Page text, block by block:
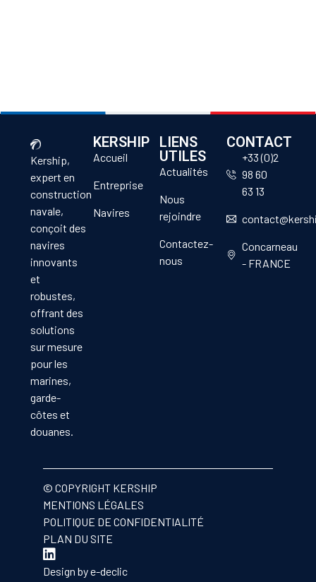
Kership,
expert en
construction
navale,
conçoit des
navires
innovants
et
robustes,
offrant des
solutions
sur mesure
pour les
marines,
garde-
côtes et
douanes.
KERSHIP
Accueil
Entreprise
Navires
LIENS
UTILES
Actualités
Nous
rejoindre
Contactez-
nous
CONTACT
+33 (0)2
98 60
63 13
Concarneau
- FRANCE
© COPYRIGHT KERSHIP
MENTIONS LÉGALES
POLITIQUE DE CONFIDENTIALITÉ
PLAN DU SITE
Design bye-declic